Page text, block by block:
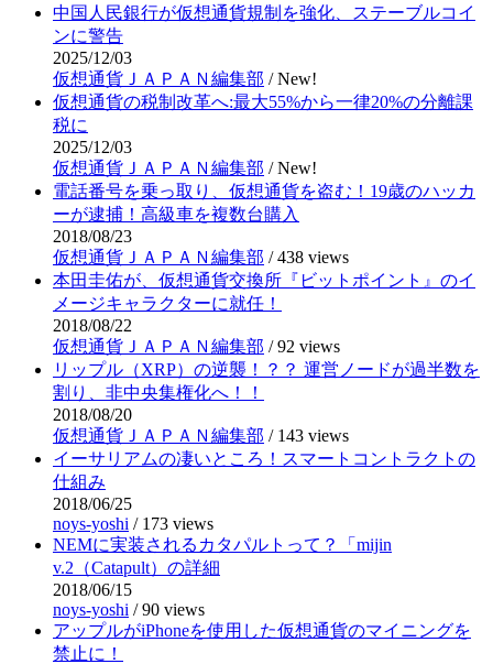
中国人民銀行が仮想通貨規制を強化、ステーブルコイ
ンに警告
2025/12/03
仮想通貨ＪＡＰＡＮ編集部 /New!
仮想通貨の税制改革へ:最大55%から一律20%の分離課
税に
2025/12/03
仮想通貨ＪＡＰＡＮ編集部 /New!
電話番号を乗っ取り、仮想通貨を盗む！19歳のハッカ
ーが逮捕！高級車を複数台購入
2018/08/23
仮想通貨ＪＡＰＡＮ編集部 /438 views
本田圭佑が、仮想通貨交換所『ビットポイント』のイ
メージキャラクターに就任！
2018/08/22
仮想通貨ＪＡＰＡＮ編集部 /92 views
リップル（XRP）の逆襲！？？ 運営ノードが過半数を
割り、非中央集権化へ！！
2018/08/20
仮想通貨ＪＡＰＡＮ編集部 / 143 views
イーサリアムの凄いところ！スマートコントラクトの
仕組み
2018/06/25
noys-yoshi / 173 views
NEMに実装されるカタパルトって？「mijin
v.2（Catapult）の詳細
2018/06/15
noys-yoshi /90 views
アップルがiPhoneを使用した仮想通貨のマイニングを
禁止に！